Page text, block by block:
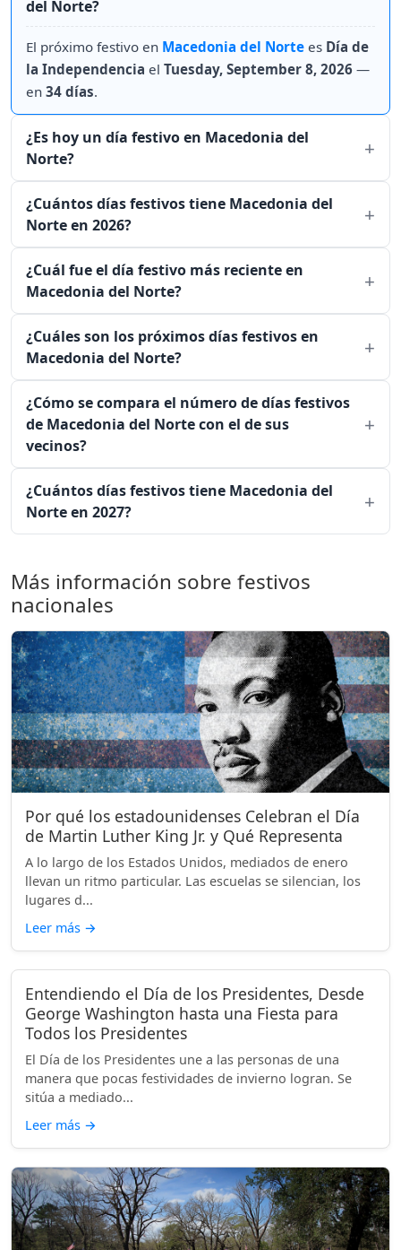
del Norte?
El próximo festivo en Macedonia del Norte es Día de
la Independencia el Tuesday, September 8, 2026 —
en 34 días.
¿Es hoy un día festivo en Macedonia del
Norte?
¿Cuántos días festivos tiene Macedonia del
Norte en 2026?
¿Cuál fue el día festivo más reciente en
Macedonia del Norte?
¿Cuáles son los próximos días festivos en
Macedonia del Norte?
¿Cómo se compara el número de días festivos
de Macedonia del Norte con el de sus
vecinos?
¿Cuántos días festivos tiene Macedonia del
Norte en 2027?
Más información sobre festivos
nacionales
Por qué los estadounidenses Celebran el Día
de Martin Luther King Jr. y Qué Representa
A lo largo de los Estados Unidos, mediados de enero
llevan un ritmo particular. Las escuelas se silencian, los
lugares d...
Leer más →
Entendiendo el Día de los Presidentes, Desde
George Washington hasta una Fiesta para
Todos los Presidentes
El Día de los Presidentes une a las personas de una
manera que pocas festividades de invierno logran. Se
sitúa a mediado...
Leer más →